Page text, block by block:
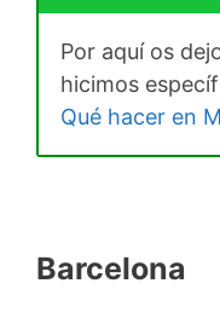
Por aquí os
hicimos
Qué hacer en
Barcelona